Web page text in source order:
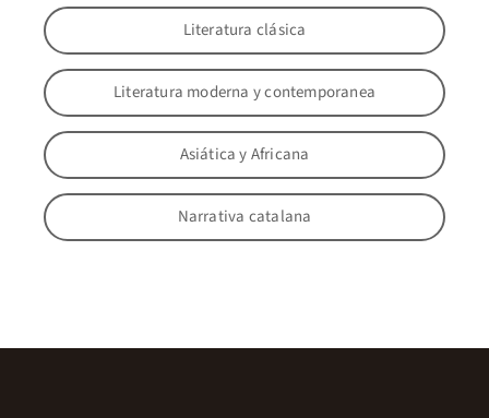
Literatura clásica
Literatura moderna y contemporanea
Asiática y Africana
Narrativa catalana